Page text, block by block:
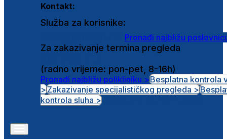
Kontakt:
Služba za korisnike:
Pronađi najbližu
Za zakazivanje termina pregleda
(radno vrijeme: pon-pet, 8-16h)
Pronađi najbližu polikliniku >Besplatna kontrola
>Zakazivanje specijalističkog pregleda >
kontrola sluha >